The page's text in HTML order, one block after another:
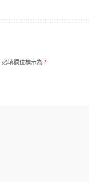
必填欄位標示為*